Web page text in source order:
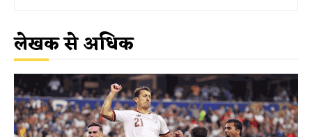
लेखक से अधिक